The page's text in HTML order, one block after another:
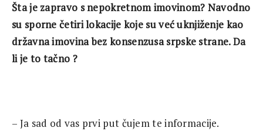
Šta je zapravo s nepokretnom imovinom? Navodno
su sporne četiri lokacije koje su već uknjiženje kao
državna imovina bez konsenzusa srpske strane. Da
li je to tačno ?
– Ja sad od vas prvi put čujem te informacije.